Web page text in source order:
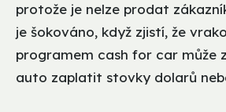
protože je nelze prodat
je šokováno, když zjistí, že
programem cash for car může
auto zaplatit stovky dolarů